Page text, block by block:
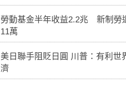
勞動基金半年收益2.2兆 新制勞
11萬
美日聯手阻貶日圓 川普：有利世
濟